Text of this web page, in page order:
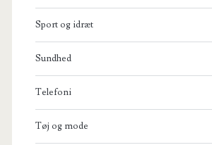
Sport og idræt
Sundhed
Telefoni
Tøj og mode